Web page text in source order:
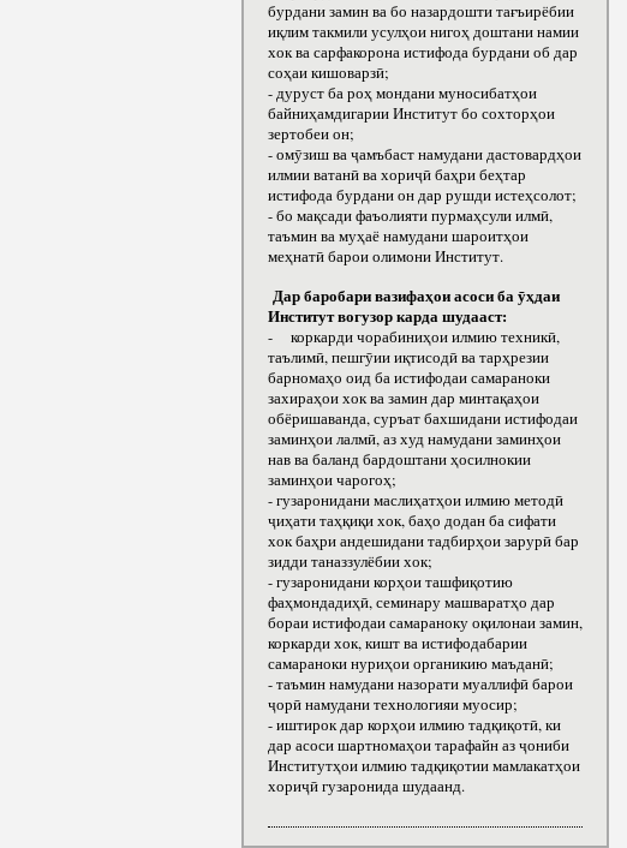
бурдани замин ва бо назардошти тағъирёбии
иқлим такмили усулҳои нигоҳ доштани намии
хок ва сарфакорона истифода бурдани об дар
соҳаи кишоварзӣ;
- дуруст ба роҳ мондани муносибатҳои
байниҳамдигарии Институт бо сохторҳои
зертобеи он;
- омӯзиш ва ҷамъбаст намудани дастовардҳои
илмии ватанӣ ва хориҷӣ баҳри беҳтар
истифода бурдани он дар рушди истеҳсолот;
- бо мақсади фаъолияти пурмаҳсули илмӣ,
таъмин ва муҳаё намудани шароитҳои
меҳнатӣ барои олимони Институт.
Дар баробари вазифаҳои асоси ба ӯҳдаи
Институт вогузор карда шудааст:
- коркарди чорабиниҳои илмию техникӣ,
таълимӣ, пешгӯии иқтисодӣ ва тарҳрезии
барномаҳо оид ба истифодаи самараноки
захираҳои хок ва замин дар минтақаҳои
обёришаванда, суръат бахшидани истифодаи
заминҳои лалмӣ, аз худ намудани заминҳои
нав ва баланд бардоштани ҳосилнокии
заминҳои чарогоҳ;
- гузаронидани маслиҳатҳои илмию методӣ
ҷиҳати таҳқиқи хок, баҳо додан ба сифати
хок баҳри андешидани тадбирҳои зарурӣ бар
зидди таназзулёбии хок;
- гузаронидани корҳои ташфиқотию
фаҳмондадиҳӣ, семинару машваратҳо дар
бораи истифодаи самараноку оқилонаи замин,
коркарди хок, кишт ва истифодабарии
самараноки нуриҳои органикию маъданӣ;
- таъмин намудани назорати муаллифӣ барои
ҷорӣ намудани технологияи муосир;
- иштирок дар корҳои илмию тадқиқотӣ, ки
дар асоси шартномаҳои тарафайн аз ҷониби
Институтҳои илмию тадқиқотии мамлакатҳои
хориҷӣ гузаронида шудаанд.